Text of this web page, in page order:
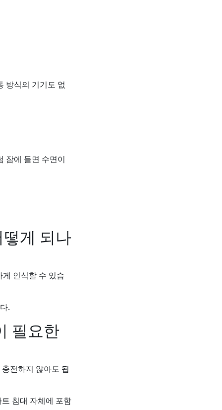
방식의 기기도 없
잠에 들면 수면이
게 되나
인식할 수 있습
.
필요한
전하지 않아도 됩
침대 자체에 포함